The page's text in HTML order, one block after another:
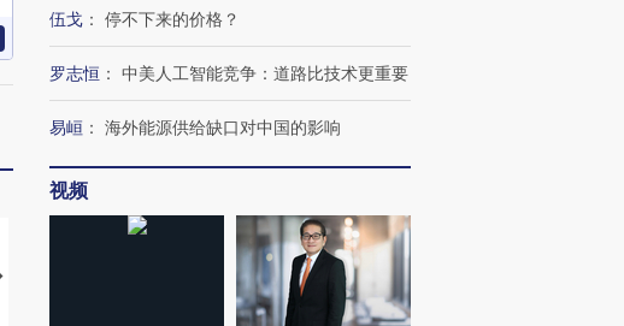
视线｜HYROX的吸金
马航飞行员跨国走私7万
粒摇头丸 尿检体内含3种
视线｜被称为“蟑螂”的印
度Z世代 用街头抗争将教
育部长拱下台
伍戈 ： 停不下来的价格？
罗志恒 ： 中美人工智能竞争：道路比技术更重要
易峘 ： 海外能源供给缺口对中国的影响
视频